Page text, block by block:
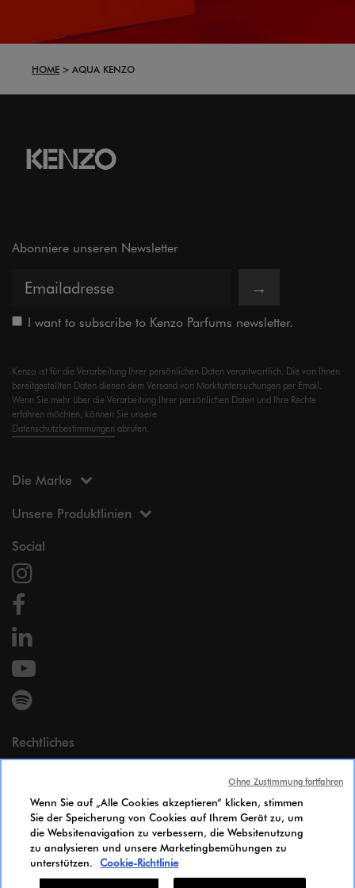
HOME AQUA KENZO
Abonniere unseren Newsletter
→
I want to subscribe to Kenzo Parfums newsletter.
Kenzo ist für die Verarbeitung Ihrer persönlichen Daten verantwortlich. Die von Ihnen
bereitgestellten Daten dienen dem Versand von Marktuntersuchungen per Email.
Wenn Sie mehr über die Verarbeitung Ihrer persönlichen Daten und Ihre Rechte
erfahren möchten, können Sie unsere
Datenschutzbestimmungen abrufen.
Die Marke
Unsere Produktlinien
Social
Rechtliches
Impressum
Cookie Policy
Zugänglichkeit
Gleichstellungsindex
Candidates Information Notice
Wenn Sie auf „Alle Cookies akzeptieren“ klicken, stimmen
Sie der Speicherung von Cookies auf Ihrem Gerät zu, um
die Websitenavigation zu verbessern, die Websitenutzung
zu analysieren und unsere Marketingbemühungen zu
unterstützen.
Cookie-Richtlinie
Ohne Zustimmung fortfahren